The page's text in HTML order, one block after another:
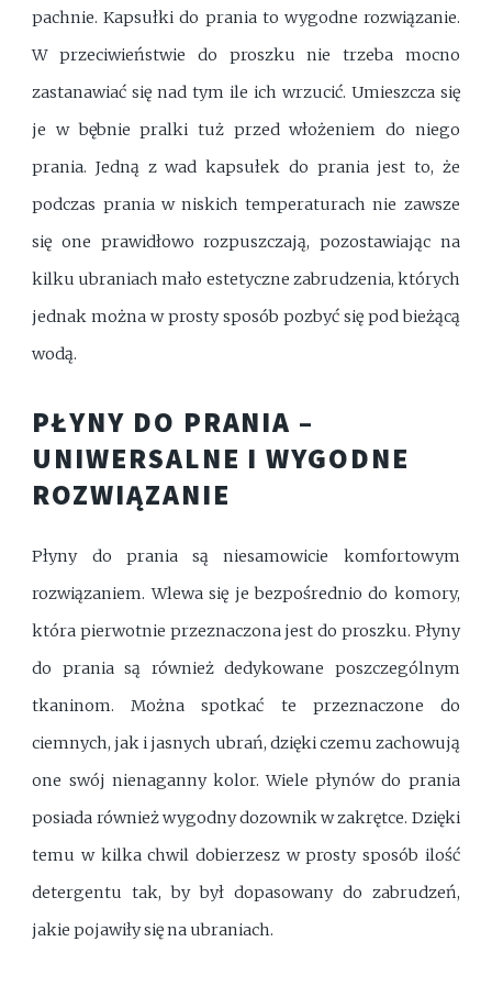
pachnie. Kapsułki do prania to wygodne rozwiązanie.
W przeciwieństwie do proszku nie trzeba mocno
zastanawiać się nad tym ile ich wrzucić. Umieszcza się
je w bębnie pralki tuż przed włożeniem do niego
prania. Jedną z wad kapsułek do prania jest to, że
podczas prania w niskich temperaturach nie zawsze
się one prawidłowo rozpuszczają, pozostawiając na
kilku ubraniach mało estetyczne zabrudzenia, których
jednak można w prosty sposób pozbyć się pod bieżącą
wodą.
PŁYNY DO PRANIA –
UNIWERSALNE I WYGODNE
ROZWIĄZANIE
Płyny do prania są niesamowicie komfortowym
rozwiązaniem. Wlewa się je bezpośrednio do komory,
która pierwotnie przeznaczona jest do proszku. Płyny
do prania są również dedykowane poszczególnym
tkaninom. Można spotkać te przeznaczone do
ciemnych, jak i jasnych ubrań, dzięki czemu zachowują
one swój nienaganny kolor. Wiele płynów do prania
posiada również wygodny dozownik w zakrętce. Dzięki
temu w kilka chwil dobierzesz w prosty sposób ilość
detergentu tak, by był dopasowany do zabrudzeń,
jakie pojawiły się na ubraniach.